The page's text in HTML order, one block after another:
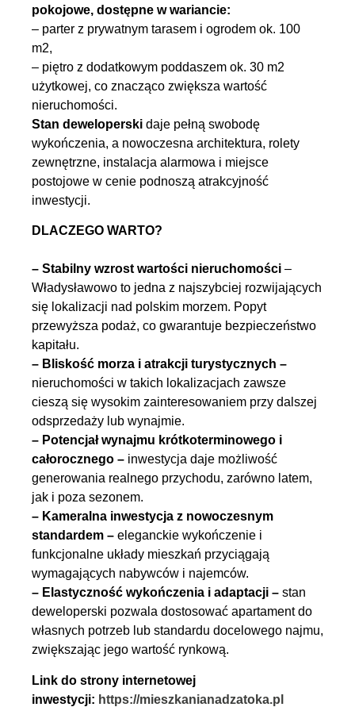
pokojowe, dostępne w wariancie:
– parter z prywatnym tarasem i ogrodem ok. 100
m2,
– piętro z dodatkowym poddaszem ok. 30 m2
użytkowej, co znacząco zwiększa wartość
nieruchomości.
Stan deweloperski daje pełną swobodę
wykończenia, a nowoczesna architektura, rolety
zewnętrzne, instalacja alarmowa i miejsce
postojowe w cenie podnoszą atrakcyjność
inwestycji.
DLACZEGO WARTO?
– Stabilny wzrost wartości nieruchomości –
Władysławowo to jedna z najszybciej rozwijających
się lokalizacji nad polskim morzem. Popyt
przewyższa podaż, co gwarantuje bezpieczeństwo
kapitału.
– Bliskość morza i atrakcji turystycznych –
nieruchomości w takich lokalizacjach zawsze
cieszą się wysokim zainteresowaniem przy dalszej
odsprzedaży lub wynajmie.
– Potencjał wynajmu krótkoterminowego i
całorocznego – inwestycja daje możliwość
generowania realnego przychodu, zarówno latem,
jak i poza sezonem.
– Kameralna inwestycja z nowoczesnym
standardem – eleganckie wykończenie i
funkcjonalne układy mieszkań przyciągają
wymagających nabywców i najemców.
– Elastyczność wykończenia i adaptacji – stan
deweloperski pozwala dostosować apartament do
własnych potrzeb lub standardu docelowego najmu,
zwiększając jego wartość rynkową.
Link do strony internetowej
inwestycji: https://mieszkanianadzatoka.pl